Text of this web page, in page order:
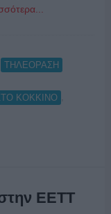
ΤΗΛΕΟΡΑΣΗ
ΚΟΚΚΙΝΟ
ΕΕΤΤ